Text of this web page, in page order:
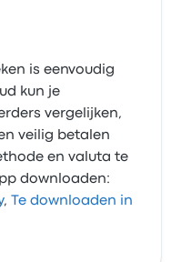
is eenvoudig
kun je
vergelijken,
veilig betalen
en valuta te
downloaden:
,
Te downloaden in